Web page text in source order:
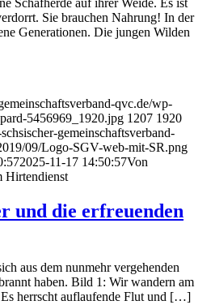
Schafherde auf ihrer Weide. Es ist
Sie brauchen Nahrung! In der
Generationen. Die jungen Wilden
qvc.de/wp-
5456969_1920.jpg 1207 1920
gemeinschaftsverband-
09/Logo-SGV-web-mit-SR.png
2025-11-17 14:50:57Von
Hirtendienst
und die erfreuenden
aus dem nunmehr vergehenden
haben. Bild 1: Wir wandern am
Es herrscht auflaufende Flut und […]